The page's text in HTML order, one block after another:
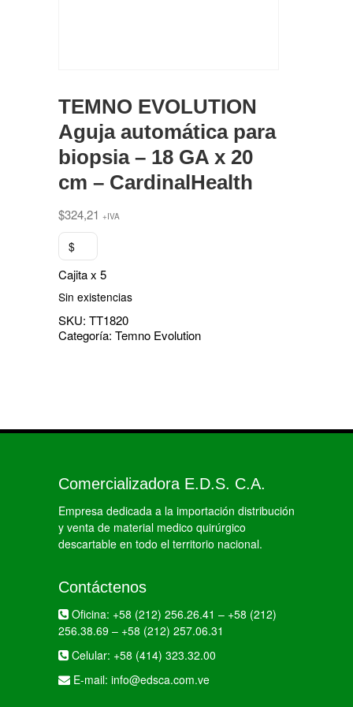
TEMNO EVOLUTION
Aguja automática para
biopsia – 18 GA x 20
cm – CardinalHealth
$324,21 +IVA
$
Cajita x 5
Sin existencias
SKU: TT1820
Categoría: Temno Evolution
Comercializadora E.D.S. C.A.
Empresa dedicada a la importación distribución
y venta de material medico quirúrgico
descartable en todo el territorio nacional.
Contáctenos
Oficina: +58 (212) 256.26.41 – +58 (212)
256.38.69 – +58 (212) 257.06.31
Celular: +58 (414) 323.32.00
E-mail: info@edsca.com.ve